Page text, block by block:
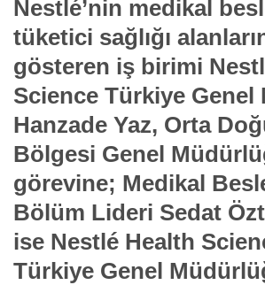
Nestlé’nin medikal
tüketici sağlığı
gösteren iş birimi
Science Türkiye Genel
Hanzade Yaz, Orta
Bölgesi Genel
görevine; Medikal
Bölüm Lideri Sedat
ise Nestlé Health
Türkiye Genel